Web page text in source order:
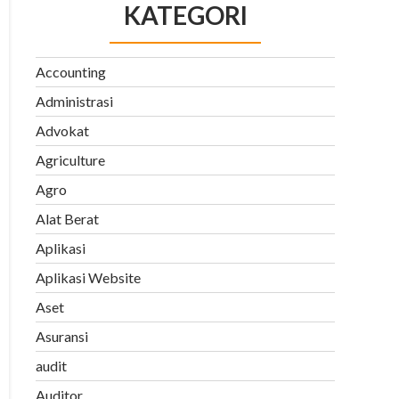
KATEGORI
Accounting
Administrasi
Advokat
Agriculture
Agro
Alat Berat
Aplikasi
Aplikasi Website
Aset
Asuransi
audit
Auditor